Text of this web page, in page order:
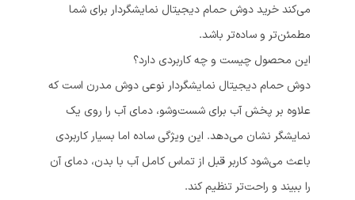
می‌کند خرید دوش حمام دیجیتال نمایشگردار برای شما
مطمئن‌تر و ساده‌تر باشد.
این محصول چیست و چه کاربردی دارد؟
دوش حمام دیجیتال نمایشگردار نوعی دوش مدرن است که
علاوه بر پخش آب برای شست‌وشو، دمای آب را روی یک
نمایشگر نشان می‌دهد. این ویژگی ساده اما بسیار کاربردی
باعث می‌شود کاربر قبل از تماس کامل آب با بدن، دمای آن
را ببیند و راحت‌تر تنظیم کند.